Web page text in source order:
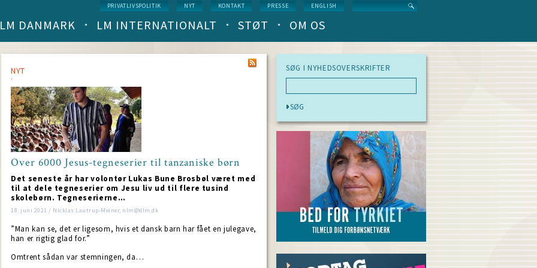
Service
menu
PRIVATLIVSPOLITIK NYT KONTAKT PRESSE ENGLISH
Main
(level
1)
LM DANMARK LM INTERNATIONALT STØT OM OS
NYT
Over 6000 Jesus-tegneserier til tanzaniske børn
Det seneste år har volontør Lukas Bune Brosbøl været med
til at dele tegneserier om Jesu liv ud til flere tusind
skolebørn. Tegneserierne…
18. juni 2021 / Nicklas Lautrup-Meiner, nlm@dlm.dk
”Man kan se, det er ligesom, hvis et dansk barn har fået en julegave,
han er rigtig glad for.”
Omtrent sådan var stemningen, da…
SØG I NYHEDSOVERSKRIFTER